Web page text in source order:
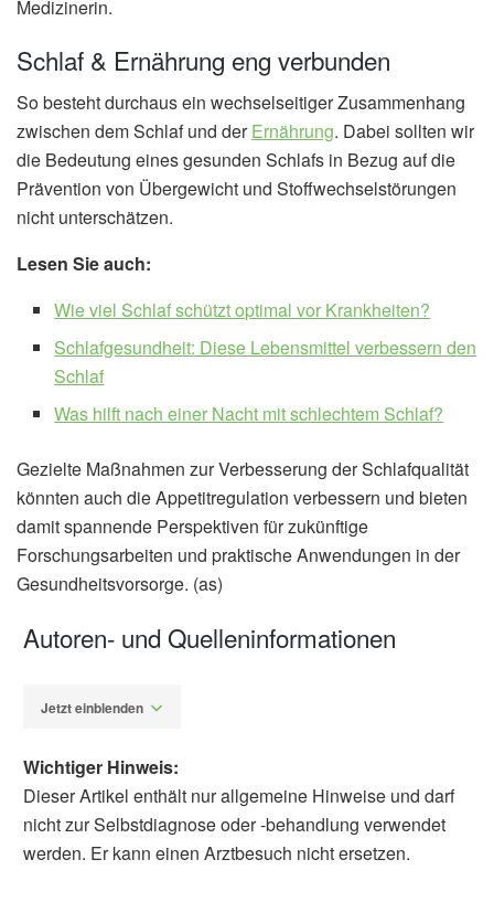
Medizinerin.
Schlaf & Ernährung eng verbunden
So besteht durchaus ein wechselseitiger Zusammenhang
zwischen dem Schlaf und derErnährung. Dabei sollten wir
die Bedeutung eines gesunden Schlafs in Bezug auf die
Prävention von Übergewicht und Stoffwechselstörungen
nicht unterschätzen.
Lesen Sie auch:
Wie viel Schlaf schützt optimal vor Krankheiten?
Schlafgesundheit: Diese Lebensmittel verbessern den
Schlaf
Was hilft nach einer Nacht mit schlechtem Schlaf?
Gezielte Maßnahmen zur Verbesserung der Schlafqualität
könnten auch die Appetitregulation verbessern und bieten
damit spannende Perspektiven für zukünftige
Forschungsarbeiten und praktische Anwendungen in der
Gesundheitsvorsorge. (as)
Autoren- und Quelleninformationen
Jetzt einblenden
Wichtiger Hinweis:
Dieser Artikel enthält nur allgemeine Hinweise und darf
nicht zur Selbstdiagnose oder -behandlung verwendet
werden. Er kann einen Arztbesuch nicht ersetzen.